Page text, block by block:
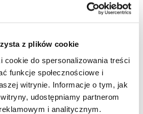
z plików cookie
cookie do spersonalizowania treści
funkcje społecznościowe i
witrynie. Informacje o tym, jak
udostępniamy partnerom
i analitycznym.
Akcesoria